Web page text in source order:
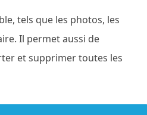
tels que les photos, les
Il permet aussi de
et supprimer toutes les